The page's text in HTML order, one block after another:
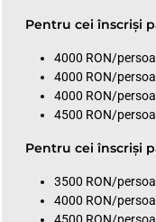
Pentru cei înscriși
4000 RON/
4000 RON/
4000 RON/
4500 RON/
Pentru cei înscriși
3500 RON/
4000 RON/